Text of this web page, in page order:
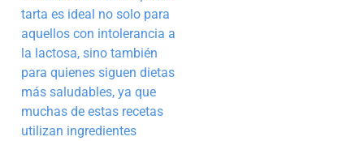
tarta es ideal no solo para
aquellos con intolerancia a
la lactosa, sino también
para quienes siguen dietas
más saludables, ya que
muchas de estas recetas
utilizan ingredientes